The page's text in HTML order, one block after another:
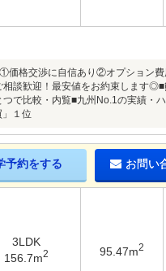
①価格交渉に自信あり②オプション
談歓迎！最安値をお約束します
で比較・内覧■九州No.1の実績・
１位
予約をする お問い
3LDK
156.7m2 95.47m2